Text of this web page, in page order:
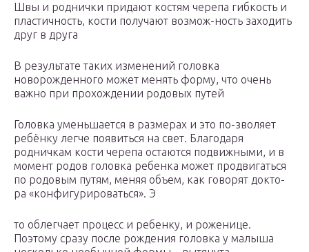
Швы и роднички придают костям черепа гибкость и
пластичность, кости получают возмож-ность заходить
друг в друга
В результате таких изменений головка
новорожденного может менять форму, что очень
важно при прохождении родовых путей
Головка уменьшается в размерах и это по-зволяет
ребёнку легче появиться на свет. Благодаря
родничкам кости черепа остаются подвижными, и в
момент родов головка ребенка может продвигаться
по родовым путям, меняя объем, как говорят докто-
ра «конфигурироваться». Э
то облегчает процесс и ребенку, и роженице.
Поэтому сразу после рождения головка у малыша